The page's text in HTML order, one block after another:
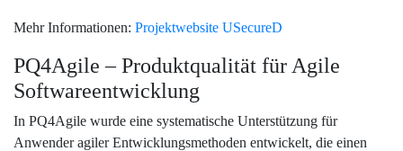
Mehr Informationen: Projektwebsite USecureD
PQ4Agile – Produktqualität für Agile
Softwareentwicklung
In PQ4Agile wurde eine systematische Unterstützung für
Anwender agiler Entwicklungsmethoden entwickelt, die einen